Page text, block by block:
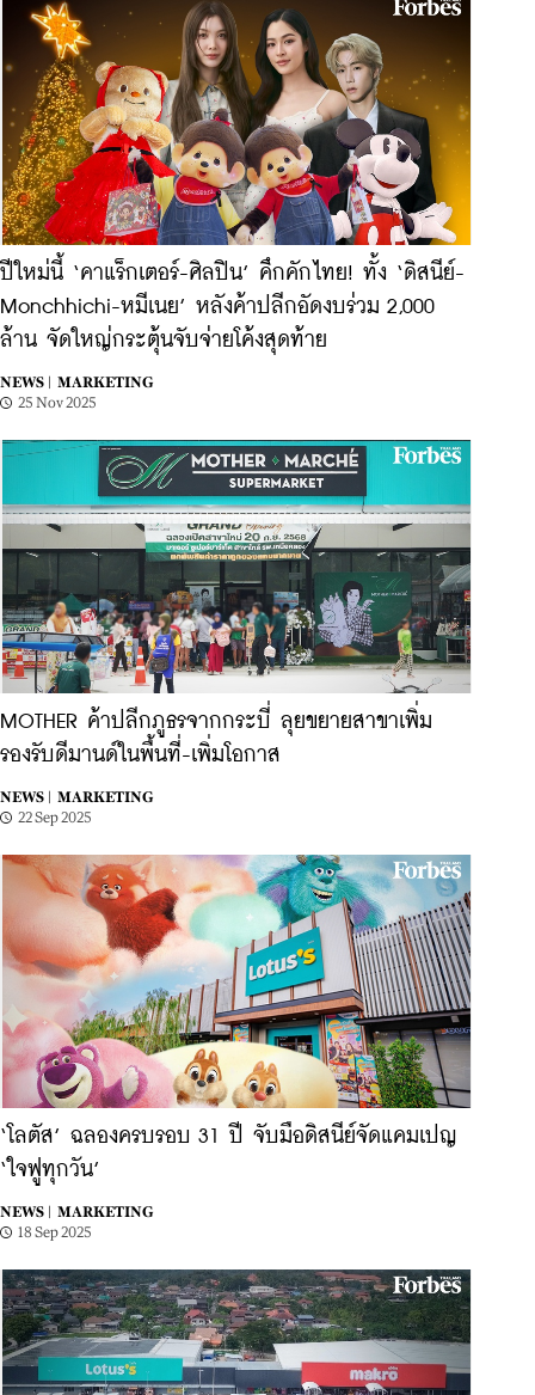
ปีใหม่นี้ ‘คาแร็กเตอร์-ศิลปิน’ คึกคักไทย! ทั้ง ‘ดิสนีย์-
Monchhichi-หมีเนย’ หลังค้าปลีกอัดงบร่วม 2,000
ล้าน จัดใหญ่กระตุ้นจับจ่ายโค้งสุดท้าย
NEWS |
MARKETING
25 Nov 2025
MOTHER ค้าปลีกภูธรจากกระบี่ ลุยขยายสาขาเพิ่ม
รองรับดีมานด์ในพื้นที่-เพิ่มโอกาส
NEWS |
MARKETING
22 Sep 2025
‘โลตัส’ ฉลองครบรอบ 31 ปี จับมือดิสนีย์จัดแคมเปญ
‘ใจฟูทุกวัน’
NEWS |
MARKETING
18 Sep 2025